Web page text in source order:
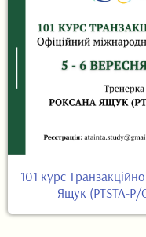
101 курс
Ящук (PTSTA-